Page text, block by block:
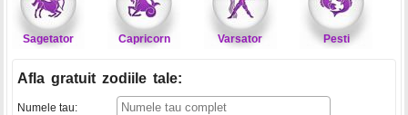
Sagetator Capricorn Varsator Pesti
Afla gratuit zodiile tale:
Numele tau: